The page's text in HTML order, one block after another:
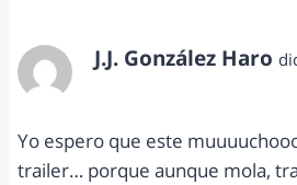
J.J. González Haro
Yo espero que este
trailer… porque aunque mola,